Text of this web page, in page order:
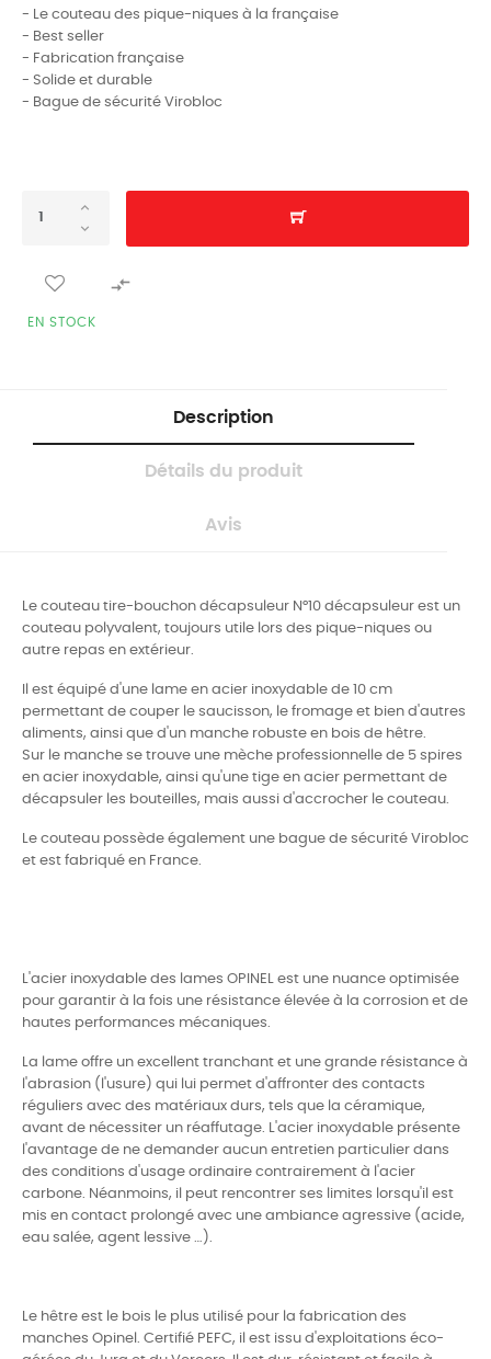
- Le couteau des pique-niques à la française
- Best seller
- Fabrication française
- Solide et durable
- Bague de sécurité Virobloc

EN STOCK
Description
Détails du produit
Avis
Le couteau tire-bouchon décapsuleur N°10 décapsuleur est un
couteau polyvalent, toujours utile lors des pique-niques ou
autre repas en extérieur.
Il est équipé d'une lame en acier inoxydable de 10 cm
permettant de couper le saucisson, le fromage et bien d'autres
aliments, ainsi que d'un manche robuste en bois de hêtre.
Sur le manche se trouve une mèche professionnelle de 5 spires
en acier inoxydable, ainsi qu'une tige en acier permettant de
décapsuler les bouteilles, mais aussi d'accrocher le couteau.
Le couteau possède également une bague de sécurité Virobloc
et est fabriqué en France.
L'acier inoxydable des lames OPINEL est une nuance optimisée
pour garantir à la fois une résistance élevée à la corrosion et de
hautes performances mécaniques.
La lame offre un excellent tranchant et une grande résistance à
l'abrasion (l'usure) qui lui permet d'affronter des contacts
réguliers avec des matériaux durs, tels que la céramique,
avant de nécessiter un réaffutage. L'acier inoxydable présente
l'avantage de ne demander aucun entretien particulier dans
des conditions d'usage ordinaire contrairement à l'acier
carbone. Néanmoins, il peut rencontrer ses limites lorsqu'il est
mis en contact prolongé avec une ambiance agressive (acide,
eau salée, agent lessive …).
Le hêtre est le bois le plus utilisé pour la fabrication des
manches Opinel. Certifié PEFC, il est issu d'exploitations éco-